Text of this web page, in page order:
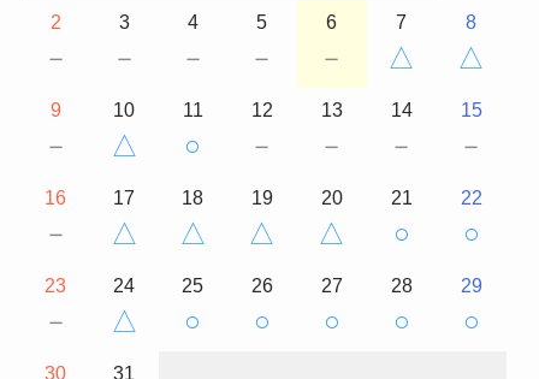
2
－
3
－
4
－
5
－
6
－
7
△
8
△
9
－
10
△
11
○
12
－
13
－
14
－
15
－
16
－
17
△
18
△
19
△
20
△
21
○
22
○
23
－
24
△
25
○
26
○
27
○
28
○
29
○
30 31